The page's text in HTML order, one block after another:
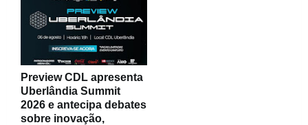
Preview CDL apresenta
Uberlândia Summit
2026 e antecipa debates
sobre inovação,